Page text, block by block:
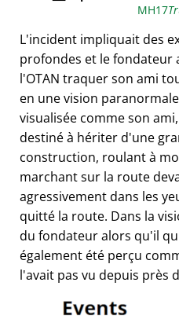
MH17
L'incident impliquait des
profondes et le fondateur
l'OTAN traquer son ami
en une vision
visualisée comme son
destiné à hériter d'une
construction, roulant à
marchant sur la route
agressivement dans les
quitté la route. Dans la
du fondateur alors qu'il
également été perçu
l'avait pas vu depuis près